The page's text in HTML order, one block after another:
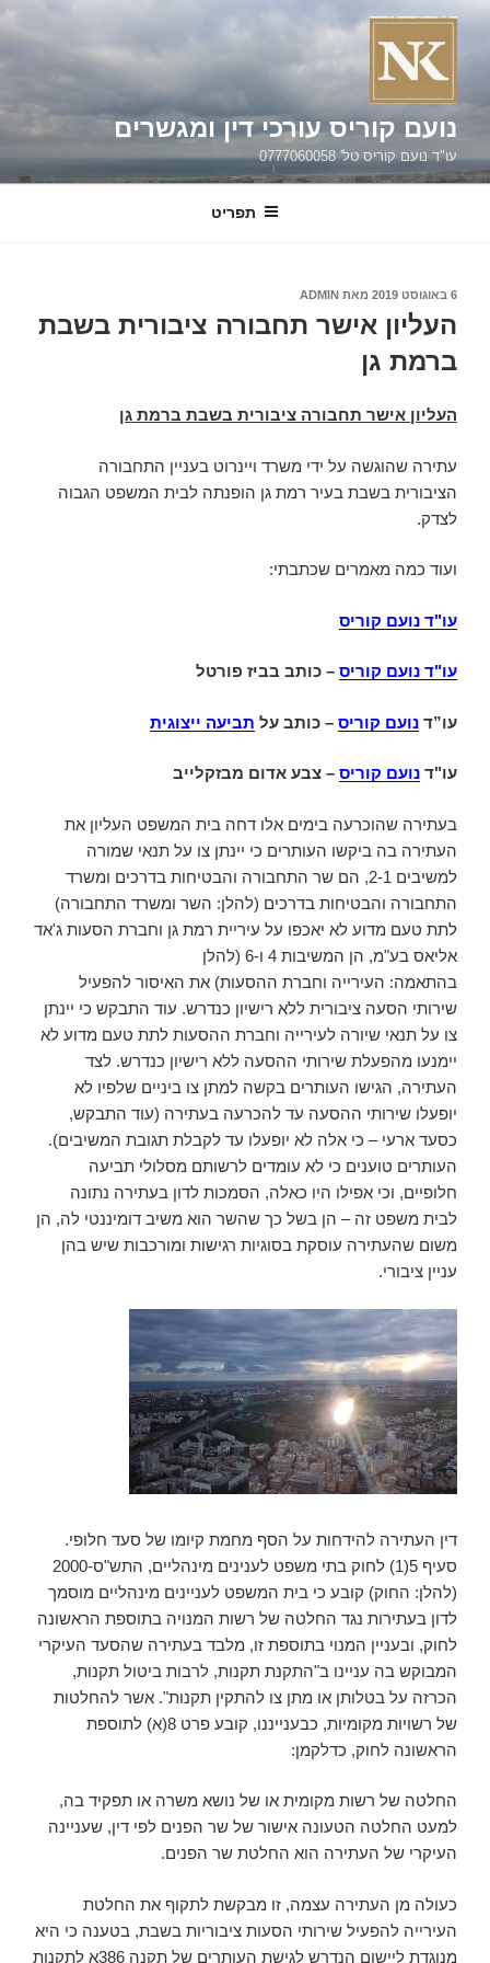
דילוג
נועם קוריס עורכי דין ומגשרים
עו"ד נועם קוריס טל' 0777060058
תפריט
פורסם
6 באוגוסט 2019 מאת ADMIN
העליון אישר תחבורה ציבורית בשבת
ברמת גן
העליון אישר תחבורה ציבורית בשבת ברמת גן
עתירה שהוגשה על ידי משרד ויינרוט בעניין התחבורה
הציבורית בשבת בעיר רמת גן הופנתה לבית המשפט הגבוה
לצדק.
ועוד כמה מאמרים שכתבתי:
עו"ד נועם קוריס
עו"ד נועם קוריס – כותב בביז פורטל
עו”ד נועם קוריס – כותב על תביעה ייצוגית
עו"ד נועם קוריס – צבע אדום מבזקלייב
בעתירה שהוכרעה בימים אלו דחה בית המשפט העליון את
העתירה בה ביקשו העותרים כי יינתן צו על תנאי שמורה
למשיבים 2-1, הם שר התחבורה והבטיחות בדרכים ומשרד
התחבורה והבטיחות בדרכים (להלן: השר ומשרד התחבורה)
לתת טעם מדוע לא יאכפו על עיריית רמת גן וחברת הסעות ג'אד
אליאס בע"מ, הן המשיבות 4 ו-6 (להלן
בהתאמה: העירייה וחברת ההסעות) את האיסור להפעיל
שירותי הסעה ציבורית ללא רישיון כנדרש. עוד התבקש כי יינתן
צו על תנאי שיורה לעירייה וחברת ההסעות לתת טעם מדוע לא
יימנעו מהפעלת שירותי ההסעה ללא רישיון כנדרש. לצד
העתירה, הגישו העותרים בקשה למתן צו ביניים שלפיו לא
יופעלו שירותי ההסעה עד להכרעה בעתירה (עוד התבקש,
כסעד ארעי – כי אלה לא יופעלו עד לקבלת תגובת המשיבים).
העותרים טוענים כי לא עומדים לרשותם מסלולי תביעה
חלופיים, וכי אפילו היו כאלה, הסמכות לדון בעתירה נתונה
לבית משפט זה – הן בשל כך שהשר הוא משיב דומיננטי לה, הן
משום שהעתירה עוסקת בסוגיות רגישות ומורכבות שיש בהן
עניין ציבורי.
דין העתירה להידחות על הסף מחמת קיומו של סעד חלופי.
סעיף 5(1) לחוק בתי משפט לענינים מינהליים, התש"ס-2000
(להלן: החוק) קובע כי בית המשפט לעניינים מינהליים מוסמך
לדון בעתירות נגד החלטה של רשות המנויה בתוספת הראשונה
לחוק, ובעניין המנוי בתוספת זו, מלבד בעתירה שהסעד העיקרי
המבוקש בה עניינו ב"התקנת תקנות, לרבות ביטול תקנות,
הכרזה על בטלותן או מתן צו להתקין תקנות". אשר להחלטות
של רשויות מקומיות, כבענייננו, קובע פרט 8(א) לתוספת
הראשונה לחוק, כדלקמן:
החלטה של רשות מקומית או של נושא משרה או תפקיד בה,
למעט החלטה הטעונה אישור של שר הפנים לפי דין, שעניינה
העיקרי של העתירה הוא החלטת שר הפנים.
כעולה מן העתירה עצמה, זו מבקשת לתקוף את החלטת
העירייה להפעיל שירותי הסעות ציבוריות בשבת, בטענה כי היא
מנוגדת ליישום הנדרש לגישת העותרים של תקנה 386א לתקנות